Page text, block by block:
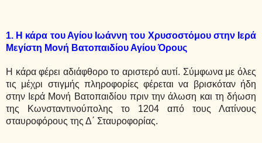
1. Η κάρα του Αγίου Ιωάννη του Χρυσοστόμου στην Ιερά
Μεγίστη Μονή Βατοπαιδίου Αγίου Όρους
Η κάρα φέρει αδιάφθορο το αριστερό αυτί. Σύμφωνα με όλες
τις μέχρι στιγμής πληροφορίες φέρεται να βρισκόταν ήδη
στην Ιερά Μονή Βατοπαιδίου πριν την άλωση και τη δήωση
της Κωνσταντινούπολης το 1204 από τους Λατίνους
σταυροφόρους της Δ΄ Σταυροφορίας.